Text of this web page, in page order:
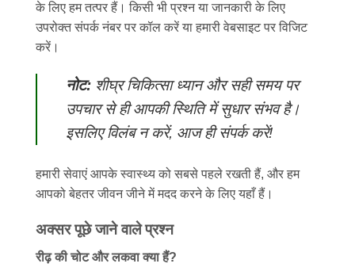
के लिए हम तत्पर हैं। किसी भी प्रश्न या जानकारी के लिए
उपरोक्त संपर्क नंबर पर कॉल करें या हमारी वेबसाइट पर विजिट
करें।
नोट: शीघ्र चिकित्सा ध्यान और सही समय पर
उपचार से ही आपकी स्थिति में सुधार संभव है।
इसलिए विलंब न करें, आज ही संपर्क करें!
हमारी सेवाएं आपके स्वास्थ्य को सबसे पहले रखती हैं, और हम
आपको बेहतर जीवन जीने में मदद करने के लिए यहाँ हैं।
अक्सर पूछे जाने वाले प्रश्न
रीढ़ की चोट और लकवा क्या हैं?